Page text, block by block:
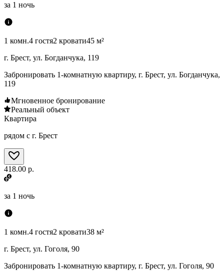
за 1 ночь
1 комн.4 гостя2 кровати45 м²
г. Брест, ул. Богданчука, 119
Забронировать 1-комнатную квартиру, г. Брест, ул. Богданчука,
119
Мгновенное бронирование
Реальный объект
Квартира
рядом с г. Брест
418.00 р.
за 1 ночь
1 комн.4 гостя2 кровати38 м²
г. Брест, ул. Гоголя, 90
Забронировать 1-комнатную квартиру, г. Брест, ул. Гоголя, 90